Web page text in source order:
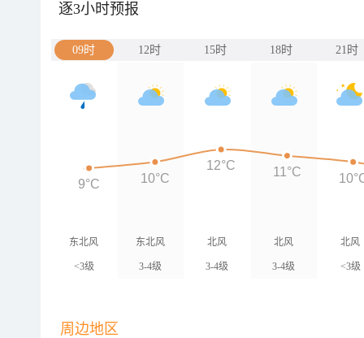
逐3小时预报
09时 12时 15时 18时 21时
东北风
<3级
东北风
3-4级
北风
3-4级
北风
3-4级
北风
<3级
9°C 10°C
12°C 11°C
周边地区